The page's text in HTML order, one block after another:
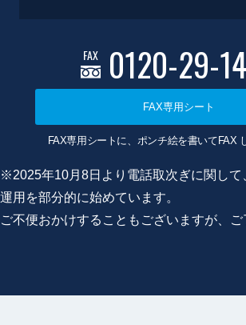
FAX 0120-29-
FAX専用シート
FAX専用シートに、ポンチ絵を書いてFAX
※2025年10月8日より電話取次ぎに関して
運用を部分的に始めています。
ご不便おかけすることもございますが、ご